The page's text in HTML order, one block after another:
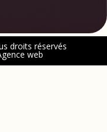
droits réservés
web